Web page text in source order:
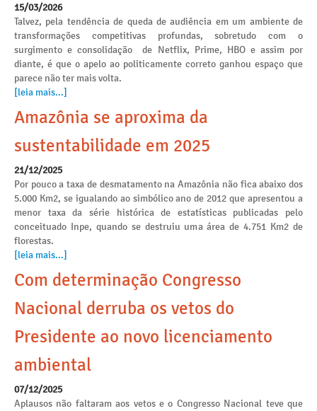
15/03/2026
Talvez, pela tendência de queda de audiência em um ambiente de
transformações competitivas profundas, sobretudo com o
surgimento e consolidação de Netflix, Prime, HBO e assim por
diante, é que o apelo ao politicamente correto ganhou espaço que
parece não ter mais volta.
[leia mais...]
Amazônia se aproxima da
sustentabilidade em 2025
21/12/2025
Por pouco a taxa de desmatamento na Amazônia não fica abaixo dos
5.000 Km2, se igualando ao simbólico ano de 2012 que apresentou a
menor taxa da série histórica de estatísticas publicadas pelo
conceituado Inpe, quando se destruiu uma área de 4.751 Km2 de
florestas.
[leia mais...]
Com determinação Congresso
Nacional derruba os vetos do
Presidente ao novo licenciamento
ambiental
07/12/2025
Aplausos não faltaram aos vetos e o Congresso Nacional teve que